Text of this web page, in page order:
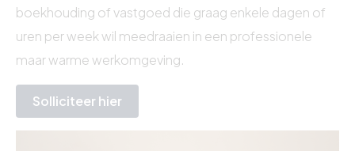
boekhouding of vastgoed die graag enkele dagen of
uren per week wil meedraaien in een professionele
maar warme werkomgeving.
Solliciteer hier